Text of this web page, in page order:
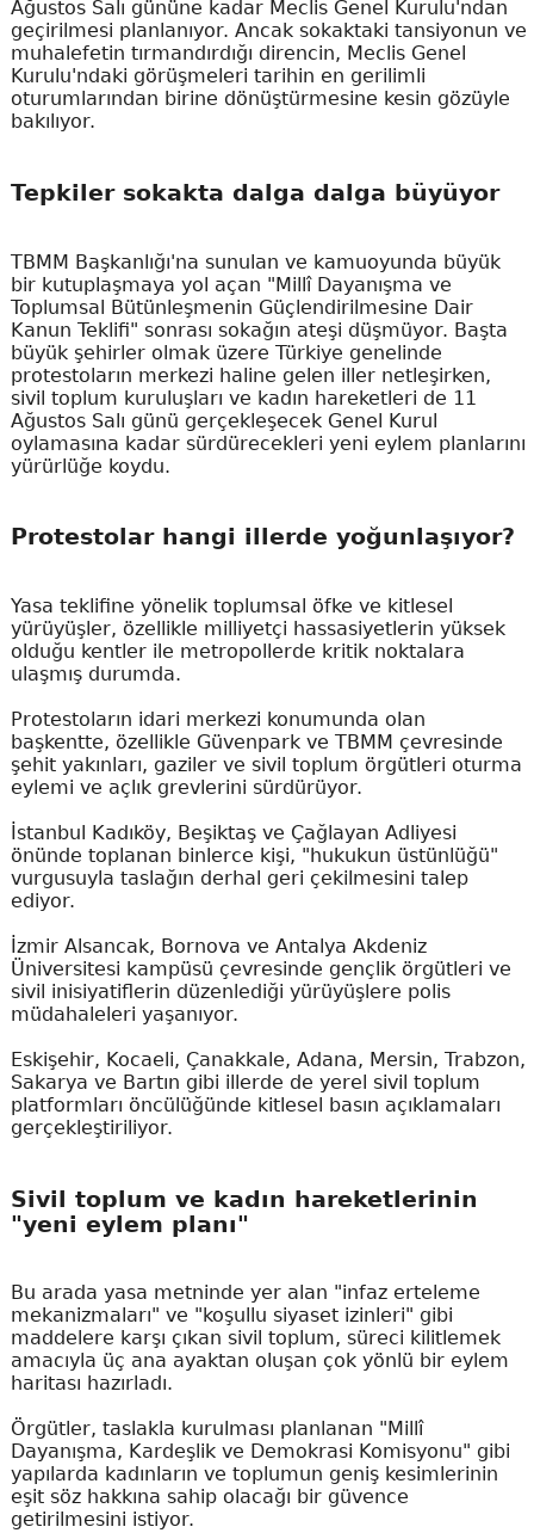
Ağustos Salı gününe kadar Meclis Genel Kurulu'ndan
geçirilmesi planlanıyor. Ancak sokaktaki tansiyonun ve
muhalefetin tırmandırdığı direncin, Meclis Genel
Kurulu'ndaki görüşmeleri tarihin en gerilimli
oturumlarından birine dönüştürmesine kesin gözüyle
bakılıyor.
Tepkiler sokakta dalga dalga büyüyor
TBMM Başkanlığı'na sunulan ve kamuoyunda büyük
bir kutuplaşmaya yol açan "Millî Dayanışma ve
Toplumsal Bütünleşmenin Güçlendirilmesine Dair
Kanun Teklifi" sonrası sokağın ateşi düşmüyor. Başta
büyük şehirler olmak üzere Türkiye genelinde
protestoların merkezi haline gelen iller netleşirken,
sivil toplum kuruluşları ve kadın hareketleri de 11
Ağustos Salı günü gerçekleşecek Genel Kurul
oylamasına kadar sürdürecekleri yeni eylem planlarını
yürürlüğe koydu.
Protestolar hangi illerde yoğunlaşıyor?
Yasa teklifine yönelik toplumsal öfke ve kitlesel
yürüyüşler, özellikle milliyetçi hassasiyetlerin yüksek
olduğu kentler ile metropollerde kritik noktalara
ulaşmış durumda.
Protestoların idari merkezi konumunda olan
başkentte, özellikle Güvenpark ve TBMM çevresinde
şehit yakınları, gaziler ve sivil toplum örgütleri oturma
eylemi ve açlık grevlerini sürdürüyor.
İstanbul Kadıköy, Beşiktaş ve Çağlayan Adliyesi
önünde toplanan binlerce kişi, "hukukun üstünlüğü"
vurgusuyla taslağın derhal geri çekilmesini talep
ediyor.
İzmir Alsancak, Bornova ve Antalya Akdeniz
Üniversitesi kampüsü çevresinde gençlik örgütleri ve
sivil inisiyatiflerin düzenlediği yürüyüşlere polis
müdahaleleri yaşanıyor.
Eskişehir, Kocaeli, Çanakkale, Adana, Mersin, Trabzon,
Sakarya ve Bartın gibi illerde de yerel sivil toplum
platformları öncülüğünde kitlesel basın açıklamaları
gerçekleştiriliyor.
Sivil toplum ve kadın hareketlerinin
"yeni eylem planı"
Bu arada yasa metninde yer alan "infaz erteleme
mekanizmaları" ve "koşullu siyaset izinleri" gibi
maddelere karşı çıkan sivil toplum, süreci kilitlemek
amacıyla üç ana ayaktan oluşan çok yönlü bir eylem
haritası hazırladı.
Örgütler, taslakla kurulması planlanan "Millî
Dayanışma, Kardeşlik ve Demokrasi Komisyonu" gibi
yapılarda kadınların ve toplumun geniş kesimlerinin
eşit söz hakkına sahip olacağı bir güvence
getirilmesini istiyor.